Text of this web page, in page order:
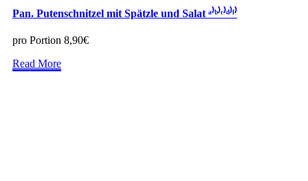
Pan. Putenschnitzel mit Spätzle und Salat ᵃ⁾ᵇ⁾ᶜ⁾ᵈ⁾ᶠ⁾
pro Portion 8,90€
Read More